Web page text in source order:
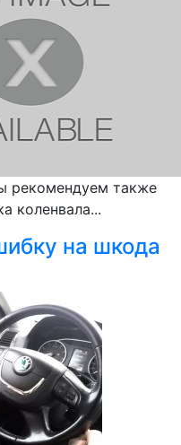
рекомендуем также
коленвала...
на шкода